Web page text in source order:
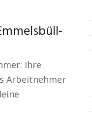
Ihre
Arbeitnehmer